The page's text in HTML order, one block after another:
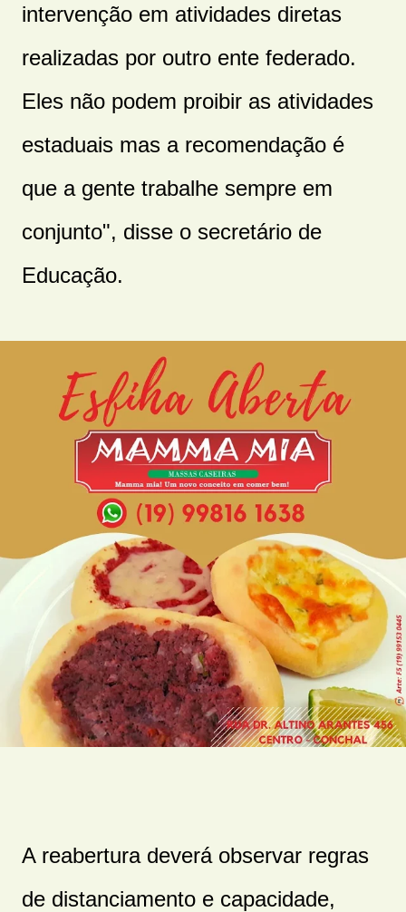
intervenção em atividades diretas
realizadas por outro ente federado.
Eles não podem proibir as atividades
estaduais mas a recomendação é
que a gente trabalhe sempre em
conjunto", disse o secretário de
Educação.
A reabertura deverá observar regras
de distanciamento e capacidade,